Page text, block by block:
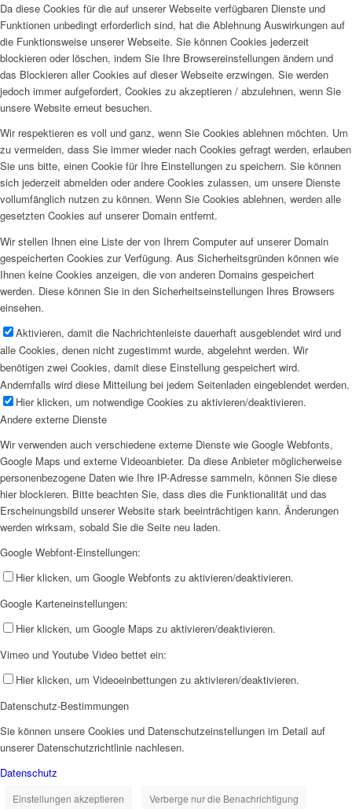
Da diese Cookies für die auf unserer Webseite verfügbaren Dienste und
Funktionen unbedingt erforderlich sind, hat die Ablehnung Auswirkungen auf
die Funktionsweise unserer Webseite. Sie können Cookies jederzeit
blockieren oder löschen, indem Sie Ihre Browsereinstellungen ändern und
das Blockieren aller Cookies auf dieser Webseite erzwingen. Sie werden
jedoch immer aufgefordert, Cookies zu akzeptieren / abzulehnen, wenn Sie
unsere Website erneut besuchen.
Wir respektieren es voll und ganz, wenn Sie Cookies ablehnen möchten. Um
zu vermeiden, dass Sie immer wieder nach Cookies gefragt werden, erlauben
Sie uns bitte, einen Cookie für Ihre Einstellungen zu speichern. Sie können
sich jederzeit abmelden oder andere Cookies zulassen, um unsere Dienste
vollumfänglich nutzen zu können. Wenn Sie Cookies ablehnen, werden alle
gesetzten Cookies auf unserer Domain entfernt.
Wir stellen Ihnen eine Liste der von Ihrem Computer auf unserer Domain
gespeicherten Cookies zur Verfügung. Aus Sicherheitsgründen können wie
Ihnen keine Cookies anzeigen, die von anderen Domains gespeichert
werden. Diese können Sie in den Sicherheitseinstellungen Ihres Browsers
einsehen.
Aktivieren, damit die Nachrichtenleiste dauerhaft ausgeblendet wird und
alle Cookies, denen nicht zugestimmt wurde, abgelehnt werden. Wir
benötigen zwei Cookies, damit diese Einstellung gespeichert wird.
Andernfalls wird diese Mitteilung bei jedem Seitenladen eingeblendet werden.
Hier klicken, um notwendige Cookies zu aktivieren/deaktivieren.
Andere externe Dienste
Wir verwenden auch verschiedene externe Dienste wie Google Webfonts,
Google Maps und externe Videoanbieter. Da diese Anbieter möglicherweise
personenbezogene Daten wie Ihre IP-Adresse sammeln, können Sie diese
hier blockieren. Bitte beachten Sie, dass dies die Funktionalität und das
Erscheinungsbild unserer Website stark beeinträchtigen kann. Änderungen
werden wirksam, sobald Sie die Seite neu laden.
Google Webfont-Einstellungen:
Hier klicken, um Google Webfonts zu aktivieren/deaktivieren.
Google Karteneinstellungen:
Hier klicken, um Google Maps zu aktivieren/deaktivieren.
Vimeo und Youtube Video bettet ein:
Hier klicken, um Videoeinbettungen zu aktivieren/deaktivieren.
Datenschutz-Bestimmungen
Sie können unsere Cookies und Datenschutzeinstellungen im Detail auf
unserer Datenschutzrichtlinie nachlesen.
Datenschutz
Einstellungen akzeptieren Verberge nur die Benachrichtigung